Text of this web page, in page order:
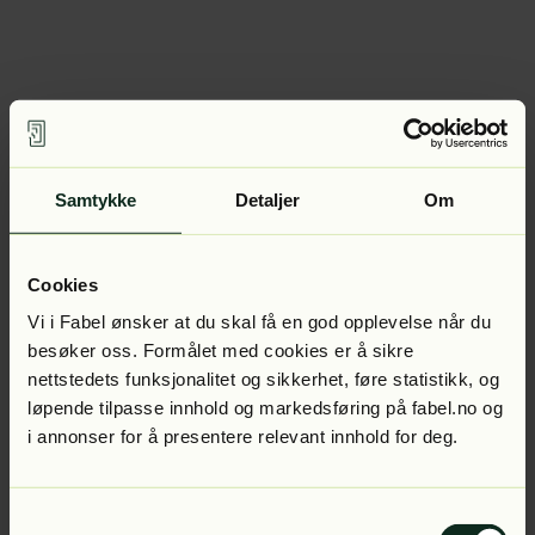
Samtykke Detaljer Om
Cookies
Vi i Fabel ønsker at du skal få en god opplevelse når du
besøker oss. Formålet med cookies er å sikre
nettstedets funksjonalitet og sikkerhet, føre statistikk, og
løpende tilpasse innhold og markedsføring på fabel.no og
i annonser for å presentere relevant innhold for deg.